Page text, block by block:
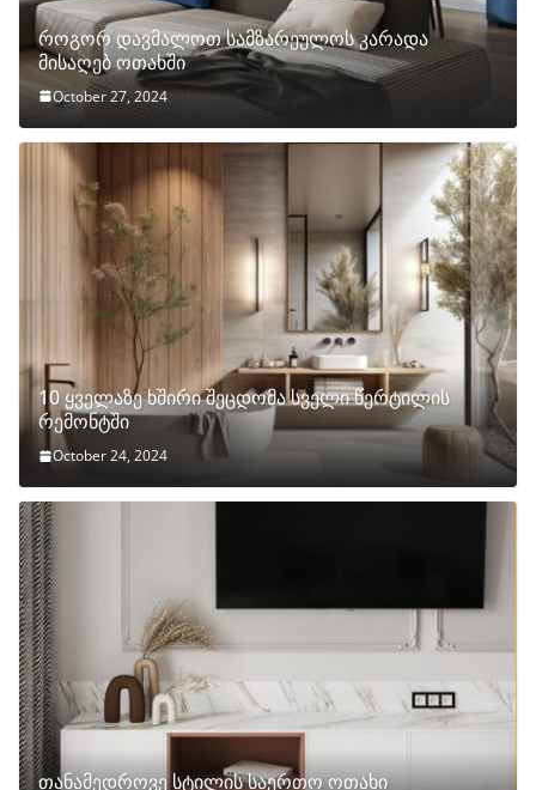
როგორ დავმალოთ სამზარეულოს კარადა
მისაღებ ოთახში
October 27, 2024
10 ყველაზე ხშირი შეცდომა სველი წერტილის
რემონტში
October 24, 2024
თანამედროვე სტილის საერთო ოთახი